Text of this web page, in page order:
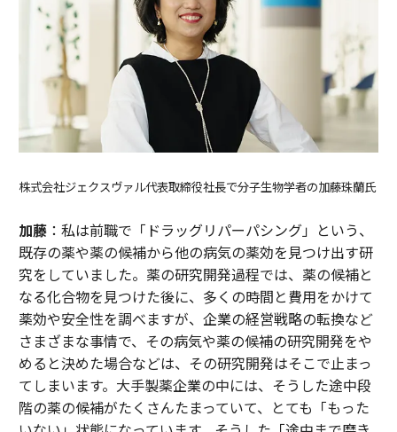
株式会社ジェクスヴァル代表取締役社長で分子生物学者の加藤珠蘭氏
加藤：私は前職で「ドラッグリパーパシング」という、
既存の薬や薬の候補から他の病気の薬効を見つけ出す研
究をしていました。薬の研究開発過程では、薬の候補と
なる化合物を見つけた後に、多くの時間と費用をかけて
薬効や安全性を調べますが、企業の経営戦略の転換など
さまざまな事情で、その病気や薬の候補の研究開発をや
めると決めた場合などは、その研究開発はそこで止まっ
てしまいます。大手製薬企業の中には、そうした途中段
階の薬の候補がたくさんたまっていて、とても「もった